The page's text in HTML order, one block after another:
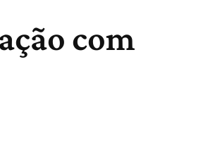
com